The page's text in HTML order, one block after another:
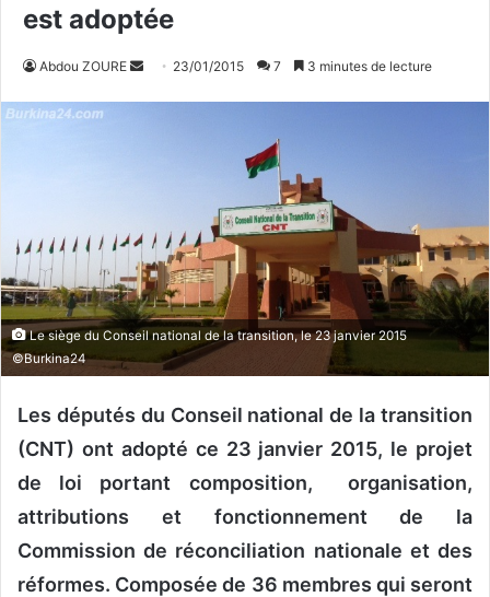
est adoptée
Abdou ZOURE
n
c
o
r
e
l
23/01/2015 7 3 minutes de lecture
Le siège du Conseil national de la transition, le 23 janvier 2015
©Burkina24
Les députés du Conseil national de la transition
(CNT) ont adopté ce 23 janvier 2015, le projet
de loi portant composition, organisation,
attributions et fonctionnement de la
Commission de réconciliation nationale et des
réformes. Composée de 36 membres qui seront